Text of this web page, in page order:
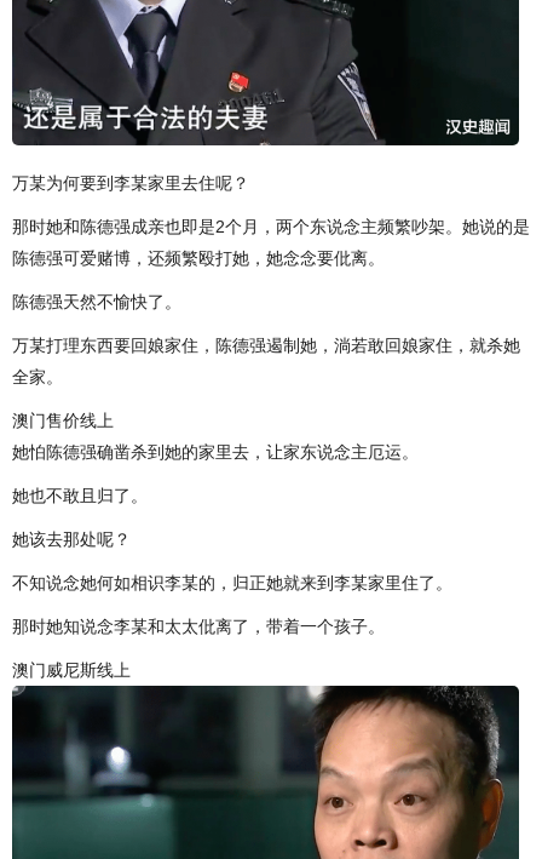
万某为何要到李某家里去住呢？
那时她和陈德强成亲也即是2个月，两个东说念主频繁吵架。她说的是
陈德强可爱赌博，还频繁殴打她，她念念要仳离。
陈德强天然不愉快了。
万某打理东西要回娘家住，陈德强遏制她，淌若敢回娘家住，就杀她
全家。
澳门售价线上
她怕陈德强确凿杀到她的家里去，让家东说念主厄运。
她也不敢且归了。
她该去那处呢？
不知说念她何如相识李某的，归正她就来到李某家里住了。
那时她知说念李某和太太仳离了，带着一个孩子。
澳门威尼斯线上